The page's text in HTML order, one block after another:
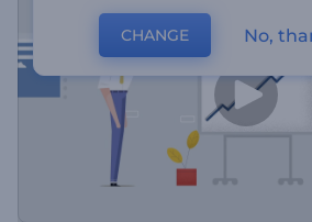
CHANGE No,